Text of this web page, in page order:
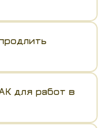
для работ в